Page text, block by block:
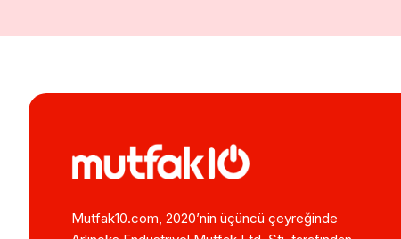
Mutfak10.com, 2020’nin üçüncü çeyreğinde